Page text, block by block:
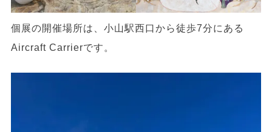
個展の開催場所は、小山駅西口から徒歩7分にある
Aircraft Carrierです。